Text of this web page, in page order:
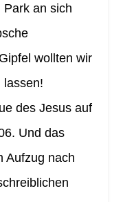
Park an sich
wollten wir
lassen!
des Jesus auf
Und das
Aufzug nach